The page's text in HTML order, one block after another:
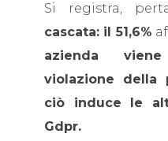
Si registra,
cascata: il 51,6%
azienda
violazione della
ciò induce le
Gdpr.